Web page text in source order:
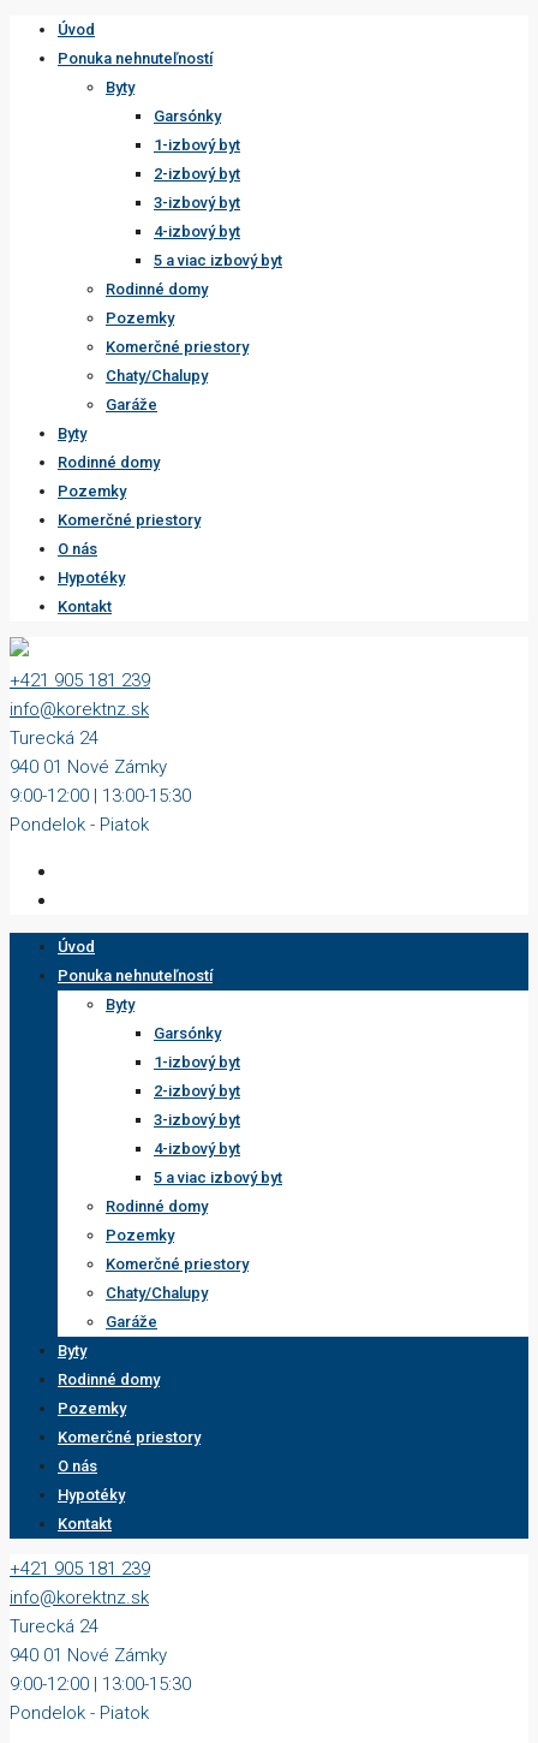
Úvod
Ponuka nehnuteľností
Byty
Garsónky
1-izbový byt
2-izbový byt
3-izbový byt
4-izbový byt
5 a viac izbový byt
Rodinné domy
Pozemky
Komerčné priestory
Chaty/Chalupy
Garáže
Byty
Rodinné domy
Pozemky
Komerčné priestory
O nás
Hypotéky
Kontakt
+421 905 181 239
info@korektnz.sk
Turecká 24
940 01 Nové Zámky
9:00-12:00 | 13:00-15:30
Pondelok - Piatok
Úvod
Ponuka nehnuteľností
Byty
Garsónky
1-izbový byt
2-izbový byt
3-izbový byt
4-izbový byt
5 a viac izbový byt
Rodinné domy
Pozemky
Komerčné priestory
Chaty/Chalupy
Garáže
Byty
Rodinné domy
Pozemky
Komerčné priestory
O nás
Hypotéky
Kontakt
+421 905 181 239
info@korektnz.sk
Turecká 24
940 01 Nové Zámky
9:00-12:00 | 13:00-15:30
Pondelok - Piatok